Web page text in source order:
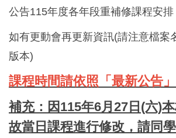
公告115年度各年段重補修課程安排
如有更動會再更新資訊(請注意檔案
版本)
課程時間請依照「最新公告
補充：因115年6月27日(六)
故當日課程進行修改，請同